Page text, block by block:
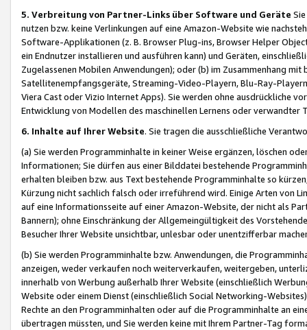
5. Verbreitung von Partner-Links über Software und Geräte
nutzen bzw. keine Verlinkungen auf eine Amazon-Website wie
Software-Applikationen (z. B. Browser Plug-ins, Browser Helper
ein Endnutzer installieren und ausführen kann) und Geräten,
Zugelassenen Mobilen Anwendungen); oder (b) im Zusammenhang
Satellitenempfangsgeräte, Streaming-Video-Playern, Blu-Ray-
Viera Cast oder Vizio Internet Apps). Sie werden ohne ausdrückliche
Entwicklung von Modellen des maschinellen Lernens oder
6. Inhalte auf Ihrer Website. Sie tragen die ausschließliche
(a) Sie werden Programminhalte in keiner Weise ergänzen, löschen
Informationen; Sie dürfen aus einer Bilddatei bestehende
erhalten bleiben bzw. aus Text bestehende Programminhalte so
Kürzung nicht sachlich falsch oder irreführend wird. Einige Arten von
auf eine Informationsseite auf einer Amazon-Website, der nicht als
Bannern); ohne Einschränkung der Allgemeingültigkeit des
Besucher Ihrer Website unsichtbar, unlesbar oder unentzifferbar
(b) Sie werden Programminhalte bzw. Anwendungen, die
anzeigen, weder verkaufen noch weiterverkaufen, weitergeben,
innerhalb von Werbung außerhalb Ihrer Website (einschließlich
Website oder einem Dienst (einschließlich Social Networking-
Rechte an den Programminhalten oder auf die Programminhalte an
übertragen müssten, und Sie werden keine mit Ihrem Partner-Tag